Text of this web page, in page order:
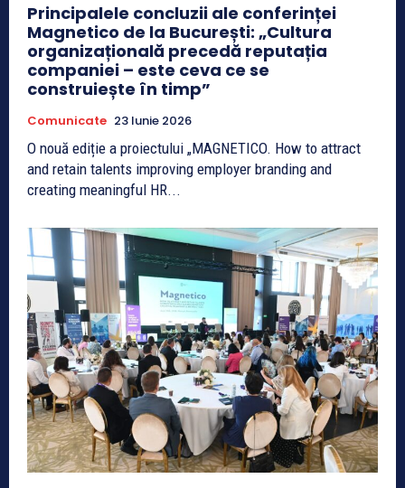
Principalele concluzii ale conferinței
Magnetico de la București: „Cultura
organizațională precedă reputația
companiei – este ceva ce se
construiește în timp”
Comunicate 23 Iunie 2026
O nouă ediție a proiectului „MAGNETICO. How to attract
and retain talents improving employer branding and
creating meaningful HR...